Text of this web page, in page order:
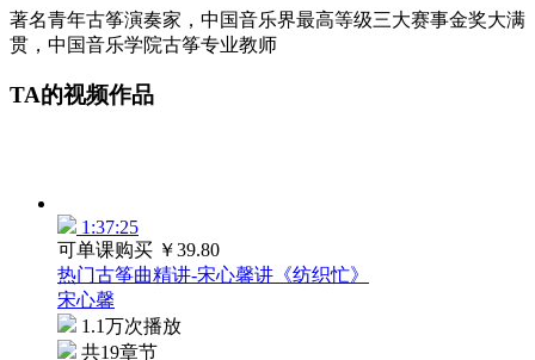
著名青年古筝演奏家，中国音乐界最高等级三大赛事金奖大满
贯，中国音乐学院古筝专业教师
TA的视频作品
1:37:25
可单课购买 ￥39.80
热门古筝曲精讲-宋心馨讲《纺织忙》
宋心馨
1.1万次播放
共19章节